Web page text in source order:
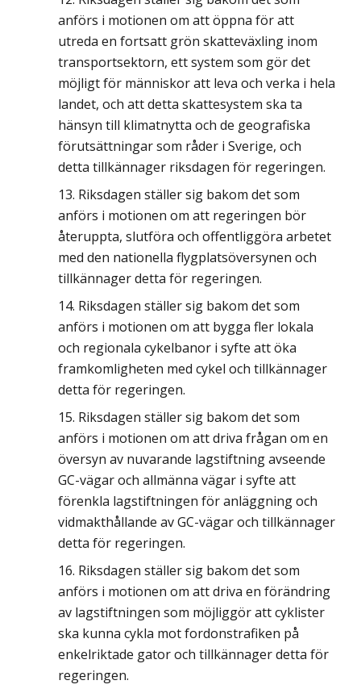
anförs i motionen om att öppna för att
utreda en fortsatt grön skatteväxling inom
transportsektorn, ett system som gör det
möjligt för människor att leva och verka i hela
landet, och att detta skattesystem ska ta
hänsyn till klimatnytta och de geografiska
förutsättningar som råder i Sverige, och
detta tillkännager riksdagen för regeringen.
Riksdagen ställer sig bakom det som
anförs i motionen om att regeringen bör
återuppta, slutföra och offentliggöra arbetet
med den nationella flygplatsöversynen och
tillkännager detta för regeringen.
Riksdagen ställer sig bakom det som
anförs i motionen om att bygga fler lokala
och regionala cykelbanor i syfte att öka
framkomligheten med cykel och tillkännager
detta för regeringen.
Riksdagen ställer sig bakom det som
anförs i motionen om att driva frågan om en
översyn av nuvarande lagstiftning avseende
GC-vägar och allmänna vägar i syfte att
förenkla lagstiftningen för anläggning och
vidmakthållande av GC-vägar och tillkännager
detta för regeringen.
Riksdagen ställer sig bakom det som
anförs i motionen om att driva en förändring
av lagstiftningen som möjliggör att cyklister
ska kunna cykla mot fordonstrafiken på
enkelriktade gator och tillkännager detta för
regeringen.